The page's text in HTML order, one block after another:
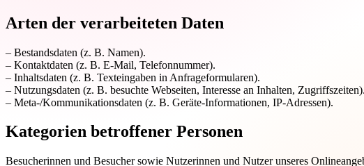
Arten der verarbeiteten Daten
– Bestandsdaten (z. B. Namen).
– Kontaktdaten (z. B. E-Mail, Telefonnummer).
– Inhaltsdaten (z. B. Texteingaben in Anfrageformularen).
– Nutzungsdaten (z. B. besuchte Webseiten, Interesse an Inhalten, Zugriffszeiten).
– Meta-/Kommunikationsdaten (z. B. Geräte-Informationen, IP-Adressen).
Kategorien betroffener Personen
Besucherinnen und Besucher sowie Nutzerinnen und Nutzer unseres